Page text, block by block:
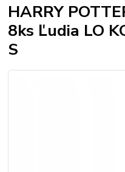
HARRY
8ks Ľudia LO
S